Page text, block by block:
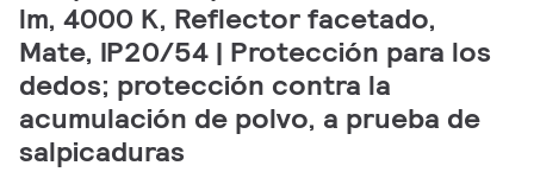
lm, 4000 K, Reflector facetado,
Mate, IP20/54 | Protección para los
dedos; protección contra la
acumulación de polvo, a prueba de
salpicaduras